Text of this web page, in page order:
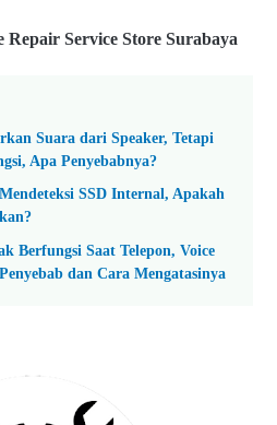
Service Store Surabaya
Suara dari Speaker, Tetapi
Apa Penyebabnya?
SSD Internal, Apakah
Berfungsi Saat Telepon, Voice
dan Cara Mengatasinya